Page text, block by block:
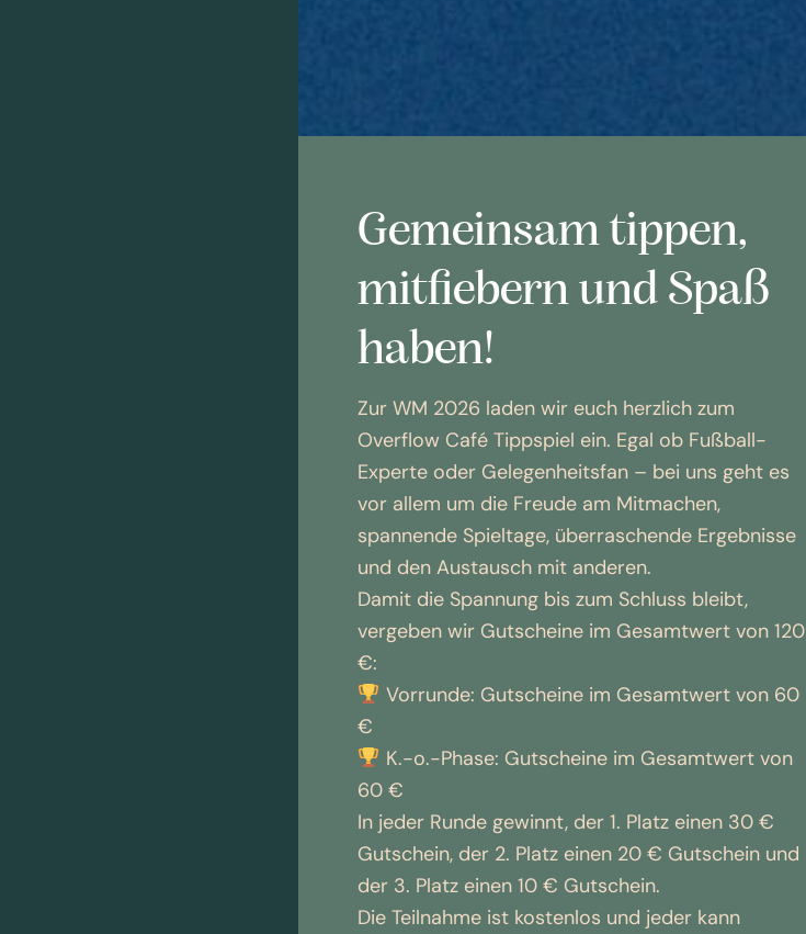
Gemeinsam tippen,
mitfiebern und Spaß
haben!
Zur WM 2026 laden wir euch herzlich zum
Overflow Café Tippspiel ein. Egal ob Fußball-
Experte oder Gelegenheitsfan – bei uns geht es
vor allem um die Freude am Mitmachen,
spannende Spieltage, überraschende Ergebnisse
und den Austausch mit anderen.
Damit die Spannung bis zum Schluss bleibt,
vergeben wir Gutscheine im Gesamtwert von 120
€:
Vorrunde: Gutscheine im Gesamtwert von 60
€
K.-o.-Phase: Gutscheine im Gesamtwert von
60 €
In jeder Runde gewinnt, der 1. Platz einen 30 €
Gutschein, der 2. Platz einen 20 € Gutschein und
der 3. Platz einen 10 € Gutschein.
Die Teilnahme ist kostenlos und jeder kann